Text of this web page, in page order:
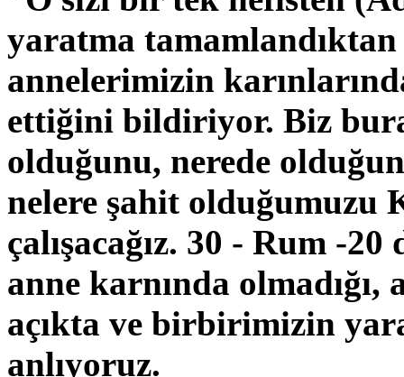
yaratma
annelerimizin
ettiğini bildiriyor. Biz
olduğunu, nerede
nelere şahit olduğumuzu
çalışacağız. 30 - Rum -
anne karnında olmadığı,
açıkta ve birbirimizin
anlıyoruz.